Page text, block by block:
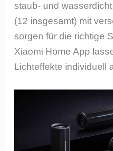
staub- und
(12 insgesamt) mit
sorgen für die richtige
Xiaomi Home App
Lichteffekte individuell